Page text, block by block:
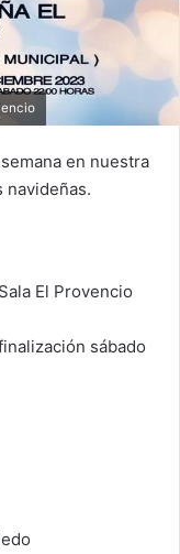
en nuestra
navideñas.
El Provencio
sábado